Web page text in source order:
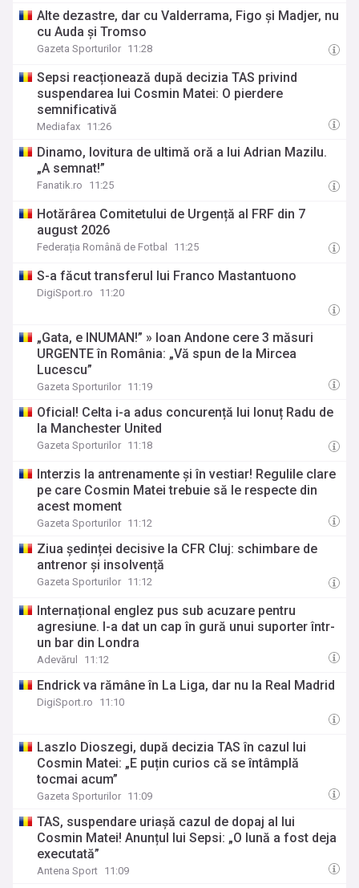
Alte dezastre, dar cu Valderrama, Figo și Madjer, nu
cu Auda și Tromso
Gazeta Sporturilor 11:28
Sepsi reacționează după decizia TAS privind
suspendarea lui Cosmin Matei: O pierdere
semnificativă
Mediafax 11:26
Dinamo, lovitura de ultimă oră a lui Adrian Mazilu.
„A semnat!”
Fanatik.ro 11:25
Hotărârea Comitetului de Urgență al FRF din 7
august 2026
Federația Română de Fotbal 11:25
S-a făcut transferul lui Franco Mastantuono
DigiSport.ro 11:20
„Gata, e INUMAN!” » Ioan Andone cere 3 măsuri
URGENTE în România: „Vă spun de la Mircea
Lucescu”
Gazeta Sporturilor 11:19
Oficial! Celta i-a adus concurență lui Ionuț Radu de
la Manchester United
Gazeta Sporturilor 11:18
Interzis la antrenamente și în vestiar! Regulile clare
pe care Cosmin Matei trebuie să le respecte din
acest moment
Gazeta Sporturilor 11:12
Ziua ședinței decisive la CFR Cluj: schimbare de
antrenor și insolvență
Gazeta Sporturilor 11:12
Internațional englez pus sub acuzare pentru
agresiune. I-a dat un cap în gură unui suporter într-
un bar din Londra
Adevărul 11:12
Endrick va rămâne în La Liga, dar nu la Real Madrid
DigiSport.ro 11:10
Laszlo Dioszegi, după decizia TAS în cazul lui
Cosmin Matei: „E puțin curios că se întâmplă
tocmai acum”
Gazeta Sporturilor 11:09
TAS, suspendare uriașă cazul de dopaj al lui
Cosmin Matei! Anunțul lui Sepsi: „O lună a fost deja
executată”
Antena Sport 11:09